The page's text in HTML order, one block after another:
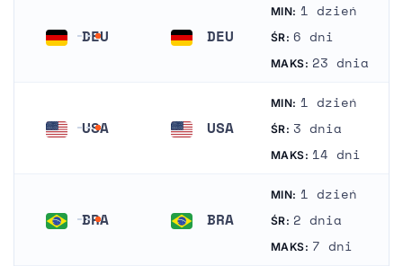
DEU DEU
MIN: 1 dzień
ŚR: 6 dni
MAKS: 23 dnia
USA USA
Stany Zjednoczone Ameryki
MIN: 1 dzień
ŚR: 3 dnia
MAKS: 14 dni
BRA BRA
MIN: 1 dzień
ŚR: 2 dnia
MAKS: 7 dni